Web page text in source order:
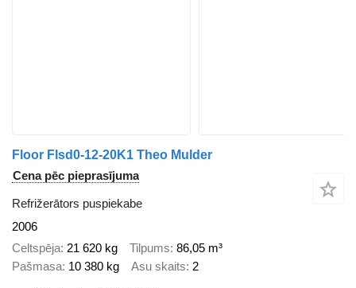
Floor Flsd0-12-20K1 Theo Mulder
Cena pēc pieprasījuma
Refrižerātors puspiekabe
2006
Celtspēja 21 620 kg Tilpums 86,05 m³
Pašmasa 10 380 kg Asu skaits 2